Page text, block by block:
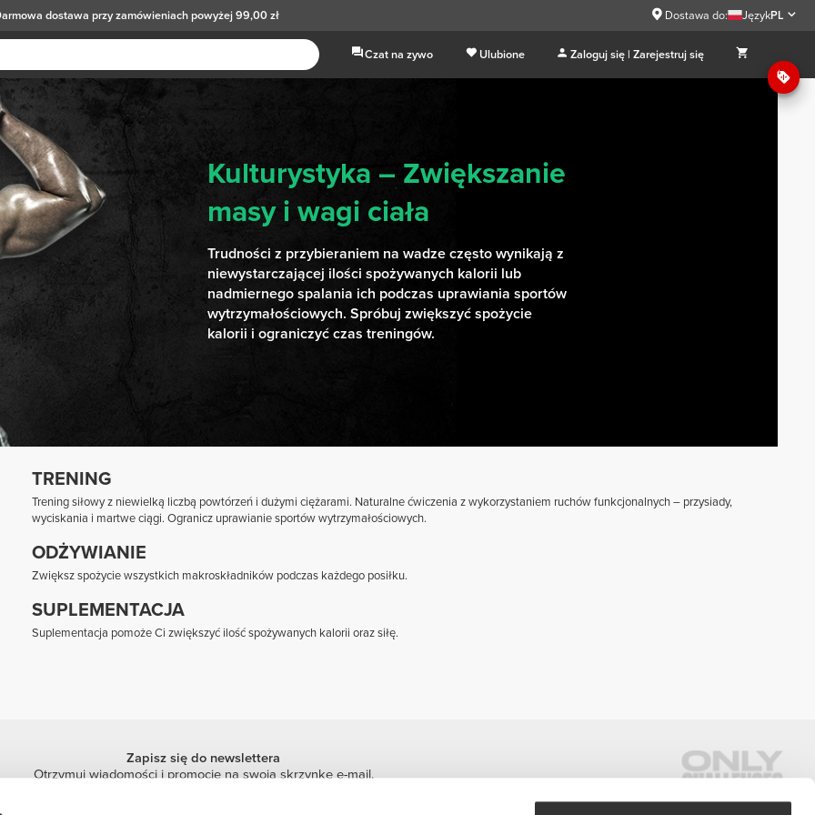
dostawa przy zamówieniach powyżej 99,00 zł Dostawa do: JęzykPL
Czat na zywo Ulubione Zaloguj się | Zarejestruj się
Kulturystyka – Zwiększanie
masy i wagi ciała
Trudności z przybieraniem na wadze często wynikają z
niewystarczającej ilości spożywanych kalorii lub
nadmiernego spalania ich podczas uprawiania sportów
wytrzymałościowych. Spróbuj zwiększyć spożycie
kalorii i ograniczyć czas treningów.
TRENING
Trening siłowy z niewielką liczbą powtórzeń i dużymi ciężarami. Naturalne ćwiczenia z wykorzystaniem ruchów funkcjonalnych – przysiady,
wyciskania i martwe ciągi. Ogranicz uprawianie sportów wytrzymałościowych.
ODŻYWIANIE
Zwiększ spożycie wszystkich makroskładników podczas każdego posiłku.
SUPLEMENTACJA
Suplementacja pomoże Ci zwiększyć ilość spożywanych kalorii oraz siłę.
Zapisz się do newslettera
Otrzymuj wiadomości i promocje na swoją skrzynkę e-mail.